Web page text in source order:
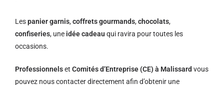
Lespanier garnis,coffrets gourmands,chocolats,
confiseries, une idée cadeau qui ravira pour toutes les
occasions.
Professionnelset Comités d’Entreprise (CE) à Malissard vous
pouvez nous contacter directement afin d’obtenir une